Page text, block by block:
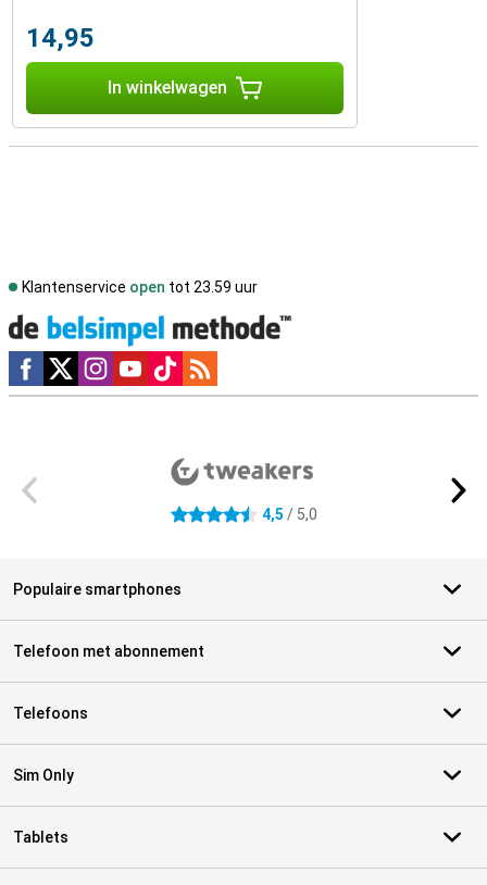
14,95
In winkelwagen
Klantenservice open tot 23.59 uur
Social media
4.5 sterren 4,5 / 5,0
Populaire smartphones
Telefoon met abonnement
Telefoons
Sim Only
Tablets